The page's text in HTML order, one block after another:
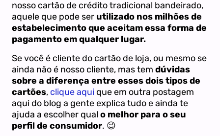
nosso cartão de crédito tradicional bandeirado,
aquele que pode ser utilizado nos milhões de
estabelecimento que aceitam essa forma de
pagamento em qualquer lugar.
Se você é cliente do cartão de loja, ou mesmo se
ainda não é nosso cliente, mas tem dúvidas
sobre a diferença entre esses dois tipos de
cartões, clique aqui que em outra postagem
aqui do blog a gente explica tudo e ainda te
ajuda a escolher qual o melhor para o seu
perfil de consumidor. 😉